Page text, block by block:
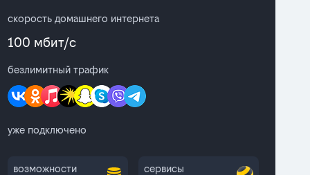
скорость домашнего интернета
100 мбит/с
безлимитный трафик
уже подключено
возможности
сервисы